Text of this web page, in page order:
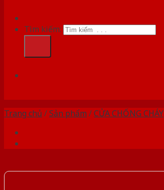
Tìm kiếm:
Trang chủ /Sản phẩm /CỬA CHỐNG CHÁY